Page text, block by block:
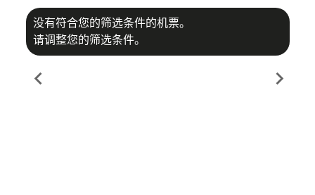
没有符合您的筛选条件的机票。
请调整您的筛选条件。
chevron_left chevron_right